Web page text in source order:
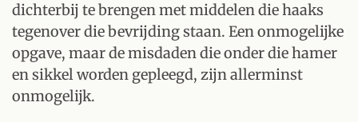
dichterbij te brengen met middelen die haaks
tegenover die bevrijding staan. Een onmogelijke
opgave, maar de misdaden die onder die hamer
en sikkel worden gepleegd, zijn allerminst
onmogelijk.